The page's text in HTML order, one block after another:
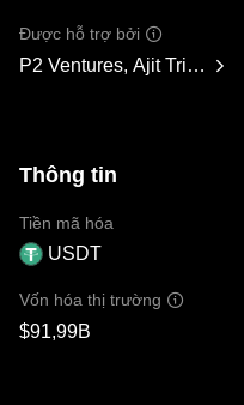
Được hỗ trợ bởi
P2 Ventures, Ajit
Thông tin
Tiền mã hóa
USDT
Vốn hóa thị trường
$91,99B